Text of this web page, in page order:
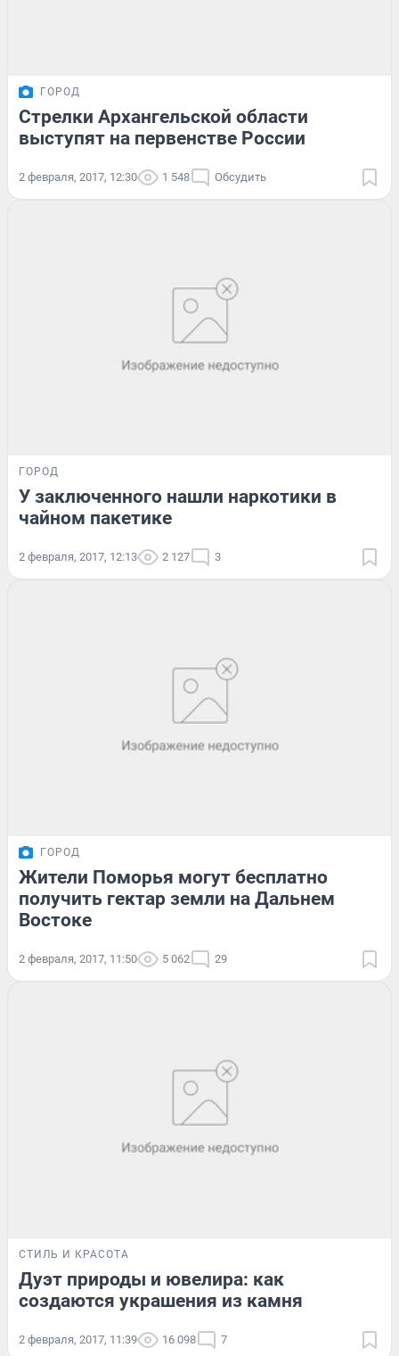
ГОРОД
Стрелки Архангельской области
выступят на первенстве России
2 февраля, 2017, 12:30 1 548 Обсудить
ГОРОД
У заключенного нашли наркотики в
чайном пакетике
2 февраля, 2017, 12:13 2 127 3
ГОРОД
Жители Поморья могут бесплатно
получить гектар земли на Дальнем
Востоке
2 февраля, 2017, 11:50 5 062 29
СТИЛЬ И КРАСОТА
Дуэт природы и ювелира: как
создаются украшения из камня
2 февраля, 2017, 11:39 16 098 7